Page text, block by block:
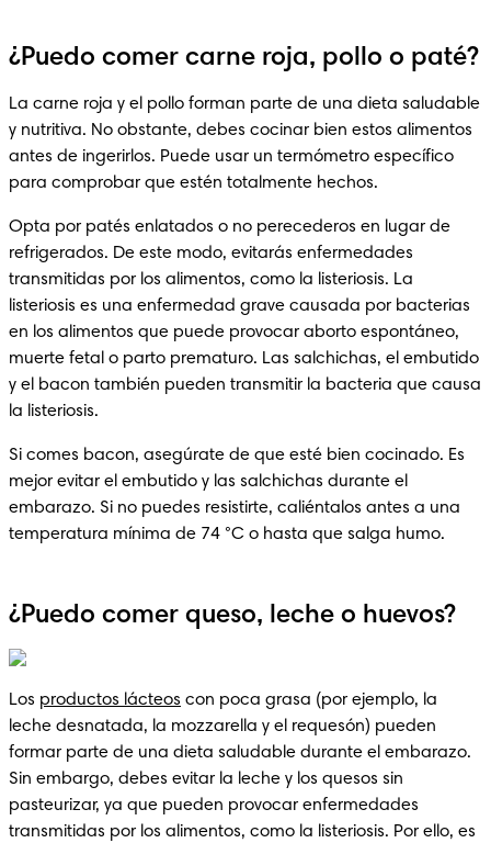
¿Puedo comer carne roja, pollo o paté?
La carne roja y el pollo forman parte de una dieta saludable
y nutritiva. No obstante, debes cocinar bien estos alimentos
antes de ingerirlos. Puede usar un termómetro específico
para comprobar que estén totalmente hechos.
Opta por patés enlatados o no perecederos en lugar de
refrigerados. De este modo, evitarás enfermedades
transmitidas por los alimentos, como la listeriosis. La
listeriosis es una enfermedad grave causada por bacterias
en los alimentos que puede provocar aborto espontáneo,
muerte fetal o parto prematuro. Las salchichas, el embutido
y el bacon también pueden transmitir la bacteria que causa
la listeriosis.
Si comes bacon, asegúrate de que esté bien cocinado. Es
mejor evitar el embutido y las salchichas durante el
embarazo. Si no puedes resistirte, caliéntalos antes a una
temperatura mínima de 74 °C o hasta que salga humo.
¿Puedo comer queso, leche o huevos?
Los productos lácteos con poca grasa (por ejemplo, la
leche desnatada, la mozzarella y el requesón) pueden
formar parte de una dieta saludable durante el embarazo.
Sin embargo, debes evitar la leche y los quesos sin
pasteurizar, ya que pueden provocar enfermedades
transmitidas por los alimentos, como la listeriosis. Por ello, es